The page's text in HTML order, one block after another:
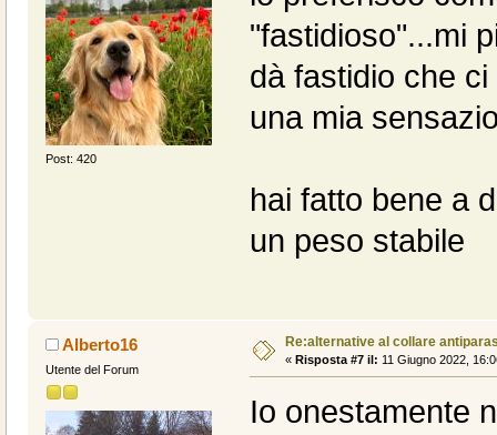
Post: 420
"fastidioso"...mi
dà fastidio che
una mia
hai fatto bene a
un peso stabile
Alberto16
Utente del Forum
Re:alternative al collare
« Risposta #7 il: 11 Giugno 2022,
Io onestamente